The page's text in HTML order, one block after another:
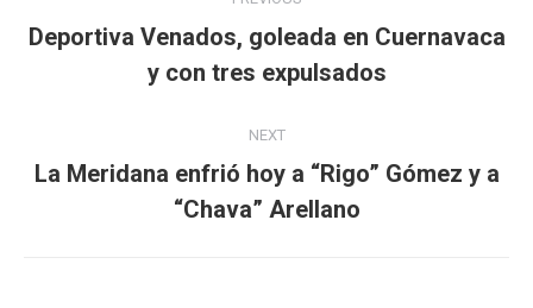
navigation
Previous
post:
Deportiva Venados, goleada en Cuernavaca
y con tres expulsados
NEXT
Next
post:
La Meridana enfrió hoy a “Rigo” Gómez y a
“Chava” Arellano